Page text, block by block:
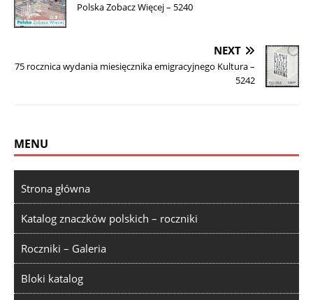
Polska Zobacz Więcej – 5240
NEXT
75 rocznica wydania miesięcznika emigracyjnego Kultura –
5242
MENU
Strona główna
Katalog znaczków polskich – roczniki
Roczniki – Galeria
Bloki katalog